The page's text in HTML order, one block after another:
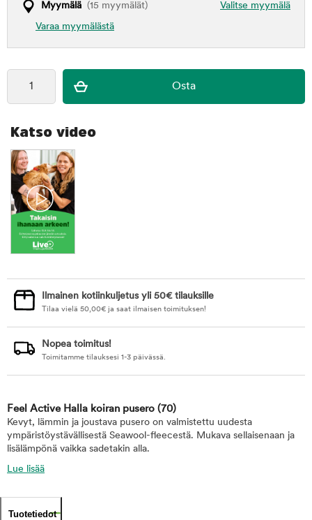
Valitse myymälä
Myymälä (15 myymälät)
Varaa myymälästä
Katso video
Ilmainen kotiinkuljetus yli 50€ tilauksille
Tilaa vielä 50,00€ ja saat ilmaisen toimituksen!
Nopea toimitus!
Toimitamme tilauksesi 1-3 päivässä.
Feel Active Halla koiran pusero (70)
Kevyt, lämmin ja joustava pusero on valmistettu uudesta
ympäristöystävällisestä Seawool-fleecestä. Mukava sellaisenaan ja
lisälämpönä vaikka sadetakin alla.
Lue lisää
Tuotetiedot